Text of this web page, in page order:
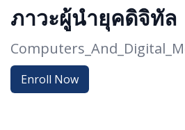
ภาวะผู้นำยุคดิจิทัล
Enroll Now